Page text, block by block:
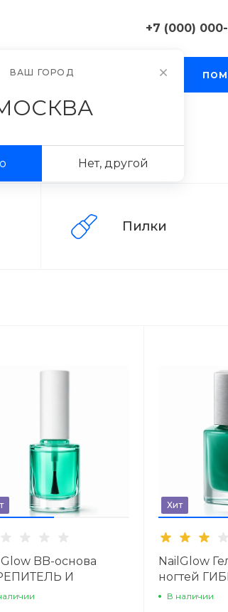
+7 (000)
г. Москва, ул.
г. Москва, ул.
Сб-Вс Выходной
ФОТОГАЛЕРЕЯ
Пилки
BB-основа
И
ДЛЯ
Хит
NailGlow
ногтей
ЛАМПЫ
В наличии
ВАШ ГОРОД
Нет, другой